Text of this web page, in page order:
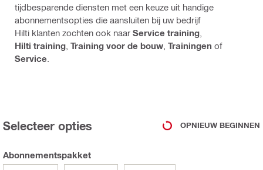
tijdbesparende diensten met een keuze uit handige
abonnementsopties die aansluiten bij uw bedrijf
Hilti klanten zochten ook naar Service training
Hilti training Training voor de bouw Trainingen of
Service
Selecteer opties OPNIEUW BEGINNEN
Abonnementspakket